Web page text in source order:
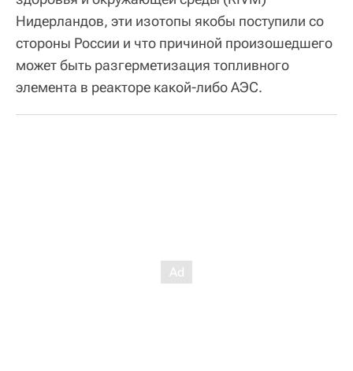
Нидерландов, эти изотопы якобы поступили со
стороны России и что причиной произошедшего
может быть разгерметизация топливного
элемента в реакторе какой-либо АЭС.